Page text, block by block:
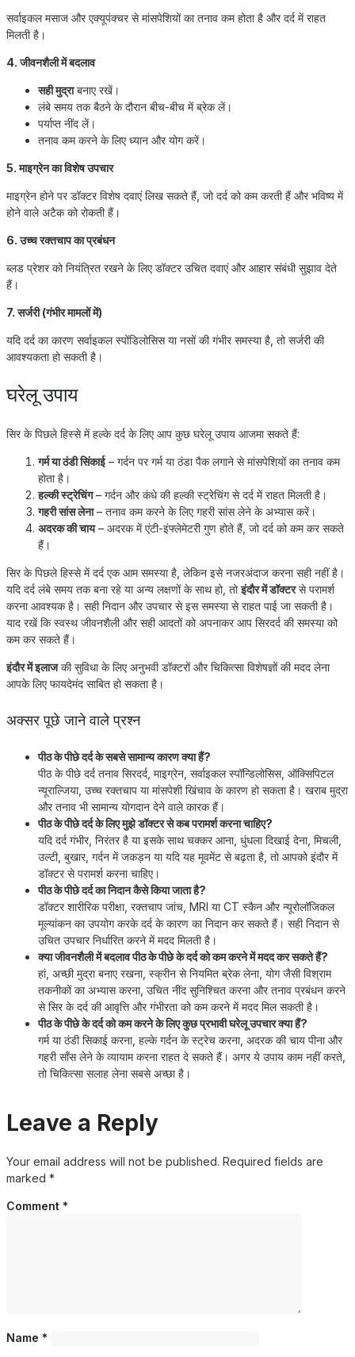
सर्वाइकल मसाज और एक्यूपंक्चर से मांसपेशियों का तनाव कम होता है और दर्द में राहत
मिलती है।
4. जीवनशैली में बदलाव
सही मुद्राबनाए रखें।
लंबे समय तक बैठने के दौरान बीच-बीच में ब्रेक लें।
पर्याप्त नींद लें।
तनाव कम करने के लिए ध्यान और योग करें।
5. माइग्रेन का विशेष उपचार
माइग्रेन होने पर डॉक्टर विशेष दवाएं लिख सकते हैं, जो दर्द को कम करती हैं और भविष्य में
होने वाले अटैक को रोकती हैं।
6. उच्च रक्तचाप का प्रबंधन
ब्लड प्रेशर को नियंत्रित रखने के लिए डॉक्टर उचित दवाएं और आहार संबंधी सुझाव देते
हैं।
7. सर्जरी (गंभीर मामलों में)
यदि दर्द का कारण सर्वाइकल स्पोंडिलोसिस या नसों की गंभीर समस्या है, तो सर्जरी की
आवश्यकता हो सकती है।
घरेलू उपाय
सिर के पिछले हिस्से में हल्के दर्द के लिए आप कुछ घरेलू उपाय आजमा सकते हैं:
गर्म या ठंडी सिंकाई– गर्दन पर गर्म या ठंडा पैक लगाने से मांसपेशियों का तनाव कम
होता है।
हल्की स्ट्रेचिंग– गर्दन और कंधे की हल्की स्ट्रेचिंग से दर्द में राहत मिलती है।
गहरी सांस लेना– तनाव कम करने के लिए गहरी सांस लेने के अभ्यास करें।
अदरक की चाय– अदरक में एंटी-इंफ्लेमेटरी गुण होते हैं, जो दर्द को कम कर सकते
हैं।
सिर के पिछले हिस्से में दर्द एक आम समस्या है, लेकिन इसे नजरअंदाज करना सही नहीं है।
यदि दर्द लंबे समय तक बना रहे या अन्य लक्षणों के साथ हो, तोइंदौर में डॉक्टरसे परामर्श
करना आवश्यक है। सही निदान और उपचार से इस समस्या से राहत पाई जा सकती है।
याद रखें कि स्वस्थ जीवनशैली और सही आदतों को अपनाकर आप सिरदर्द की समस्या को
कम कर सकते हैं।
इंदौर में इलाजकी सुविधा के लिए अनुभवी डॉक्टरों और चिकित्सा विशेषज्ञों की मदद लेना
आपके लिए फायदेमंद साबित हो सकता है।
अक्सर पूछे जाने वाले प्रश्न
पीठ के पीछे दर्द के सबसे सामान्य कारण क्या हैं?
पीठ के पीछे दर्द तनाव सिरदर्द, माइग्रेन, सर्वाइकल स्पॉन्डिलोसिस, ऑक्सिपिटल
न्यूराल्जिया, उच्च रक्तचाप या मांसपेशी खिंचाव के कारण हो सकता है। खराब मुद्रा
और तनाव भी सामान्य योगदान देने वाले कारक हैं।
पीठ के पीछे दर्द के लिए मुझे डॉक्टर से कब परामर्श करना चाहिए?
यदि दर्द गंभीर, निरंतर है या इसके साथ चक्कर आना, धुंधला दिखाई देना, मिचली,
उल्टी, बुखार, गर्दन में जकड़न या यदि यह मूवमेंट से बढ़ता है, तो आपको इंदौर में
डॉक्टर से परामर्श करना चाहिए।
पीठ के पीछे दर्द का निदान कैसे किया जाता है?
डॉक्टर शारीरिक परीक्षा, रक्तचाप जांच, MRI या CT स्कैन और न्यूरोलॉजिकल
मूल्यांकन का उपयोग करके दर्द के कारण का निदान कर सकते हैं। सही निदान से
उचित उपचार निर्धारित करने में मदद मिलती है।
क्या जीवनशैली में बदलाव पीठ के पीछे के दर्द को कम करने में मदद कर सकते हैं?
हां, अच्छी मुद्रा बनाए रखना, स्क्रीन से नियमित ब्रेक लेना, योग जैसी विश्राम
तकनीकों का अभ्यास करना, उचित नींद सुनिश्चित करना और तनाव प्रबंधन करने
से सिर के दर्द की आवृत्ति और गंभीरता को कम करने में मदद मिल सकती है।
पीठ के पीछे के दर्द को कम करने के लिए कुछ प्रभावी घरेलू उपचार क्या हैं?
गर्म या ठंडी सिकाई करना, हल्के गर्दन के स्ट्रेच करना, अदरक की चाय पीना और
गहरी साँस लेने के व्यायाम करना राहत दे सकते हैं। अगर ये उपाय काम नहीं करते,
तो चिकित्सा सलाह लेना सबसे अच्छा है।
Leave a Reply
Your email address will not be published. Required fields are
marked *
Comment *
Name *